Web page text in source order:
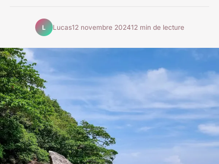
L Lucas12 novembre 202412 min de lecture